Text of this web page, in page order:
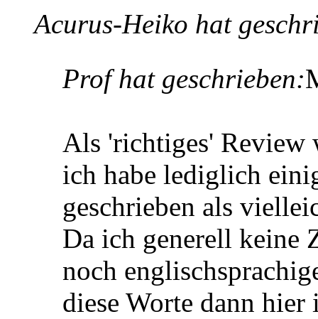
Acurus-Heiko hat
Prof hat geschrieben:
Als 'richtiges' Review
ich habe lediglich
geschrieben als
Da ich generell keine
noch
diese Worte dann hier